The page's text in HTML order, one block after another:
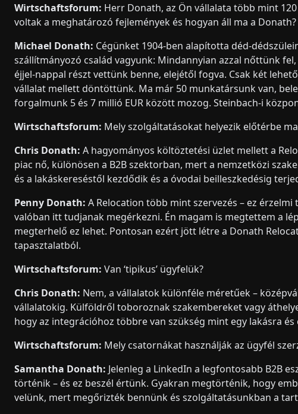
Wirtschaftsforum: Herr Donath, az Ön vállalata több mint
voltak a meghatározó fejlemények és hogyan áll ma a Donath?
Michael Donath: Cégünket 1904-ben alapította déd-
szállítmányozó család vagyunk: Mindannyian azzal nőttünk
éjjel-nappal részt vettünk benne, elejétől fogva. Csak két
vállalat mellett döntöttünk. Ma már 50 munkatársunk van,
forgalmunk 5 és 7 millió EUR között mozog. Steinbach-i
Wirtschaftsforum: Mely szolgáltatásokat helyezik előtérbe
Chris Donath: A hagyományos költöztetési üzlet mellett a
piac nő, különösen a B2B szektorban, mert a nemzetközi
és a lakáskereséstől kezdődik és a óvodai beilleszkedésig
Penny Donath: A Relocation több mint szervezés – ez
valóban itt tudjanak megérkezni. Én magam is megtettem a
megterhelő ez lehet. Pontosan ezért jött létre a Donath
tapasztalatból.
Wirtschaftsforum: Van ‘tipikus’ ügyfelük?
Chris Donath: Nem, a vállalatok különféle méretűek –
vállalatokig. Külföldről toboroznak szakembereket vagy
hogy az integrációhoz többre van szükség mint egy lakásra
Wirtschaftsforum: Mely csatornákat használják az ügyfél
Samantha Donath: Jelenleg a LinkedIn a legfontosabb B2B
történik – és ez beszél értünk. Gyakran megtörténik, hogy
velünk, mert megőrizték bennünk és szolgáltatásunkban a